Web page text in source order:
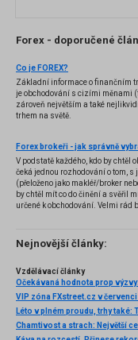
Forex - doporučené
Co je FOREX?
Základní informace o finančním
je obchodování s cizími měnami
zároveň největším a také
trhem na světě.
Forex brokeři - jak správně
V podstatě každého, kdo by chtěl
čeká jednou rozhodování o tom, s
(přeloženo jako makléř/broker
by chtěl mít co do činění a svěřil
určené k obchodování. Velmi rád
několik příkladů nejznámějších z
Nejnovější články:
Vzdělávací články
Očekávaná hodnota prop
VIP zóna FXstreet.cz v